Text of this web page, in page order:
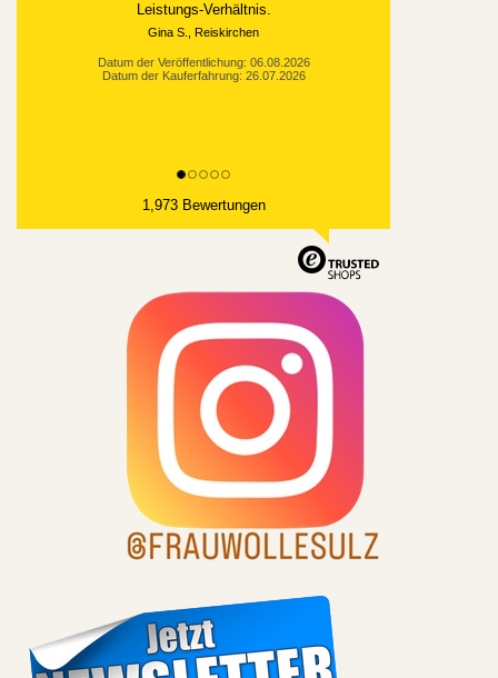
Leistungs-Verhältnis.
Gina S., Reiskirchen
Datum der Veröffentlichung: 06.08.2026
Datum der Kauferfahrung: 26.07.2026
1,973 Bewertungen